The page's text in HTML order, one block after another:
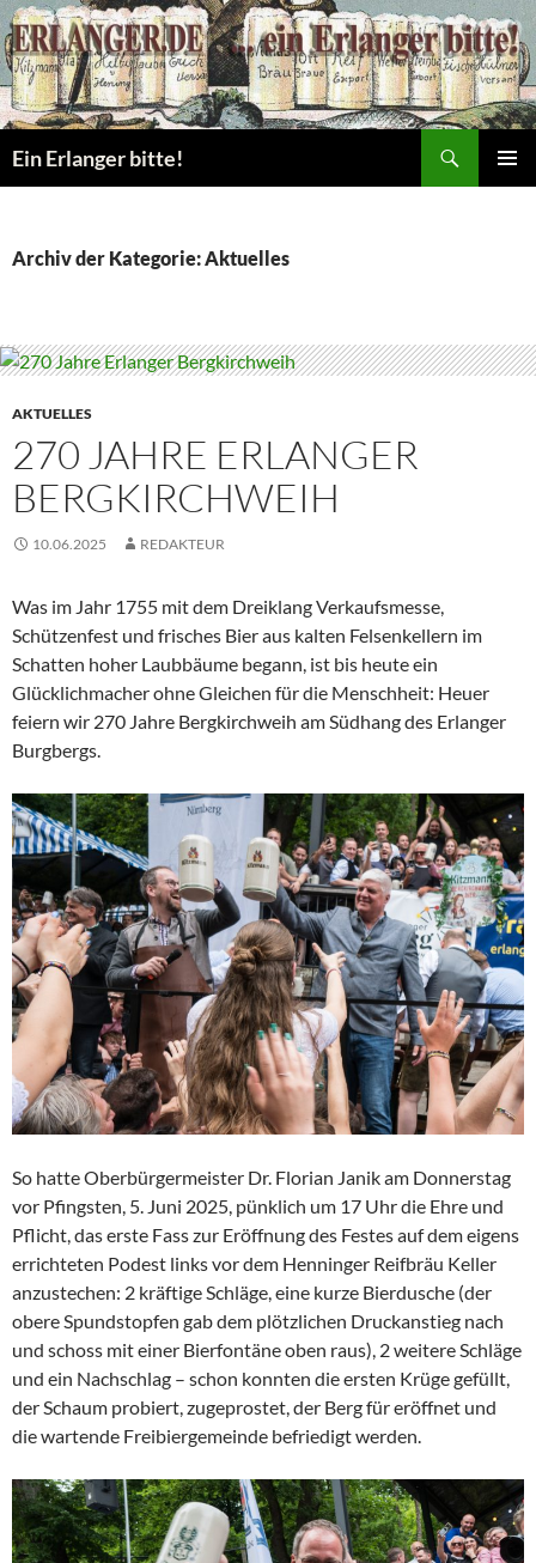
Zum
Inhalt
springen
Ein Erlanger bitte!
Archiv der Kategorie: Aktuelles
AKTUELLES
270 JAHRE ERLANGER
BERGKIRCHWEIH
10.06.2025 REDAKTEUR
Was im Jahr 1755 mit dem Dreiklang Verkaufsmesse,
Schützenfest und frisches Bier aus kalten Felsenkellern im
Schatten hoher Laubbäume begann, ist bis heute ein
Glücklichmacher ohne Gleichen für die Menschheit: Heuer
feiern wir 270 Jahre Bergkirchweih am Südhang des Erlanger
Burgbergs.
So hatte Oberbürgermeister Dr. Florian Janik am Donnerstag
vor Pfingsten, 5. Juni 2025, pünklich um 17 Uhr die Ehre und
Pflicht, das erste Fass zur Eröffnung des Festes auf dem eigens
errichteten Podest links vor dem Henninger Reifbräu Keller
anzustechen: 2 kräftige Schläge, eine kurze Bierdusche (der
obere Spundstopfen gab dem plötzlichen Druckanstieg nach
und schoss mit einer Bierfontäne oben raus), 2 weitere Schläge
und ein Nachschlag – schon konnten die ersten Krüge gefüllt,
der Schaum probiert, zugeprostet, der Berg für eröffnet und
die wartende Freibiergemeinde befriedigt werden.